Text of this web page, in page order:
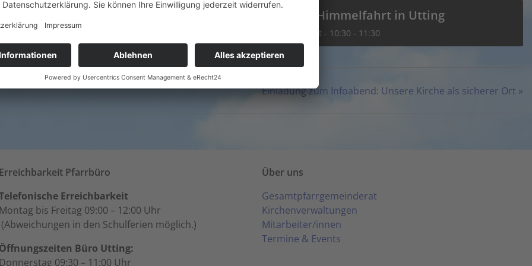
16. August - 9:00
Mariä Himmelfahrt in Utting
16. August - 10:30 - 11:30
Einladung zum Infoabend: Unsere Kirche als sicherer Ort »
Erreichbarkeit Pfarrbüro
Erreichbarkeit
Montag bis Freitag 09:00 – 12:00 Uhr
(Abweichungen in den Schulferien möglich.)
Öffnungszeiten Büro Utting:
Donnerstag 09:30 – 11:00 Uhr
Über uns
Gesamtpfarrgemeinderat
Kirchenverwaltungen
Mitarbeiter/innen
Termine & Events